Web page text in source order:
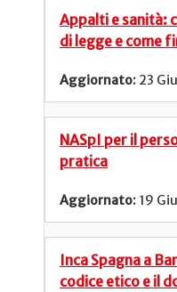
Appalti e sanità:
di legge e come
23
NASpI per il
pratica
19
Inca Spagna a
codice etico e il